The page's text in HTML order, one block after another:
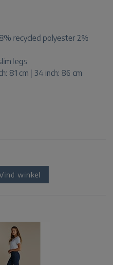
recycled polyester 2%
legs
81 cm | 34 inch: 86 cm
winkel